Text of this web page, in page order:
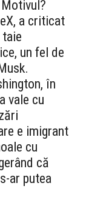
a criticat
un fel de
în
vale cu
e imigrant
cu
că
ar putea